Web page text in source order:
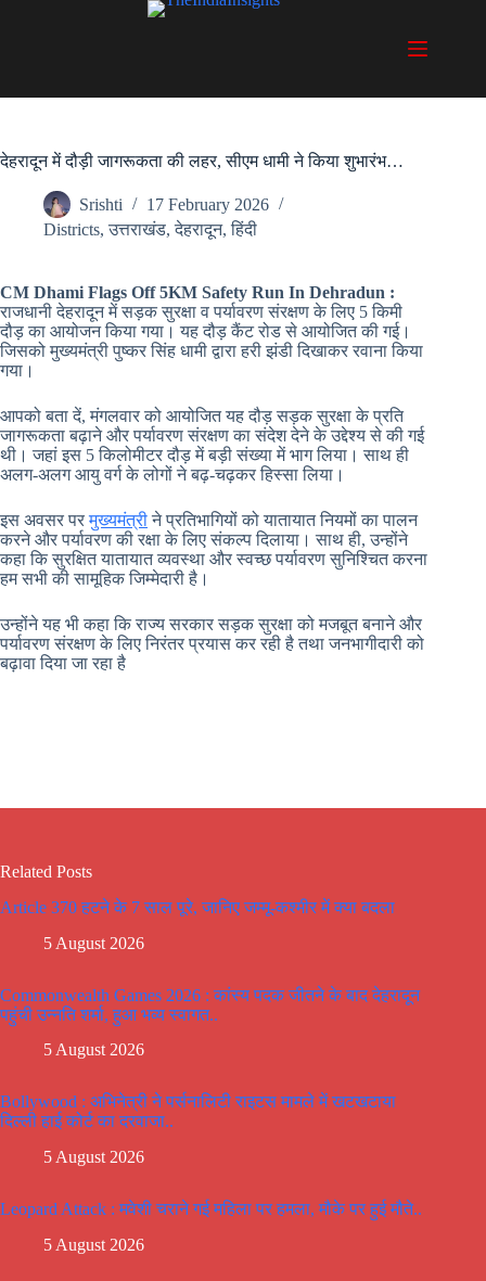
देहरादून में दौड़ी जागरूकता की लहर, सीएम धामी ने किया शुभारंभ…
Srishti
17 February 2026
Districts,उत्तराखंड,देहरादून,हिंदी
CM Dhami Flags Off 5KM Safety Run In Dehradun :
राजधानी देहरादून में सड़क सुरक्षा व पर्यावरण संरक्षण के लिए 5 किमी
दौड़ का आयोजन किया गया। यह दौड़ कैंट रोड से आयोजित की गई।
जिसको मुख्यमंत्री पुष्कर सिंह धामी द्वारा हरी झंडी दिखाकर रवाना किया
गया।
आपको बता दें, मंगलवार को आयोजित यह दौड़ सड़क सुरक्षा के प्रति
जागरूकता बढ़ाने और पर्यावरण संरक्षण का संदेश देने के उद्देश्य से की गई
थी। जहां इस 5 किलोमीटर दौड़ में बड़ी संख्या में भाग लिया। साथ ही
अलग-अलग आयु वर्ग के लोगों ने बढ़-चढ़कर हिस्सा लिया।
इस अवसर परमुख्यमंत्रीने प्रतिभागियों को यातायात नियमों का पालन
करने और पर्यावरण की रक्षा के लिए संकल्प दिलाया। साथ ही, उन्होंने
कहा कि सुरक्षित यातायात व्यवस्था और स्वच्छ पर्यावरण सुनिश्चित करना
हम सभी की सामूहिक जिम्मेदारी है।
उन्होंने यह भी कहा कि राज्य सरकार सड़क सुरक्षा को मजबूत बनाने और
पर्यावरण संरक्षण के लिए निरंतर प्रयास कर रही है तथा जनभागीदारी को
बढ़ावा दिया जा रहा है
Related Posts
Article 370 हटने के 7 साल पूरे, जानिए जम्मू-कश्मीर में क्या बदला
5 August 2026
Commonwealth Games 2026 : कांस्य पदक जीतने के बाद देहरादून
पहुंची उन्नति शर्मा, हुआ भव्य स्वागत..
5 August 2026
Bollywood : अभिनेत्री ने पर्सनालिटी राइटस मामले में खटखटाया
दिल्ली हाई कोर्ट का दरवाजा..
5 August 2026
Leopard Attack : मवेशी चराने गई महिला पर हमला, मौके पर हुई मौते..
5 August 2026